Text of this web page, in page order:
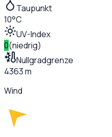
Taupunkt
10°C
UV-Index
0(niedrig)
Nullgradgrenze
4363 m
Wind